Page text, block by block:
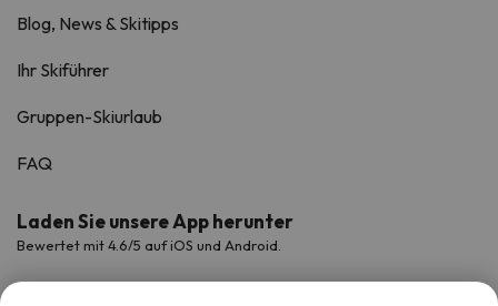
Blog, News & Skitipps
Ihr Skiführer
Gruppen-Skiurlaub
FAQ
Laden Sie unsere App herunter
Bewertet mit 4.6/5 auf iOS und Android.